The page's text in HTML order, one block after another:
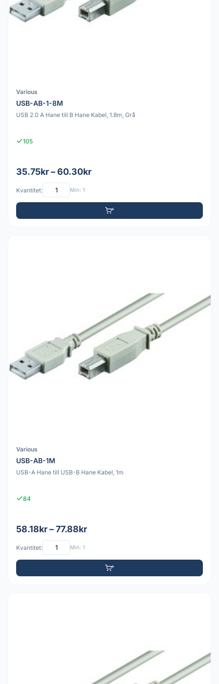
Various
USB-AB-1-8M
USB 2.0 A Hane till B Hane Kabel, 1.8m, Grå
105
35.75kr – 60.30kr
Kvantitet: Min: 1
Various
USB-AB-1M
USB-A Hane till USB-B Hane Kabel, 1m
84
58.18kr – 77.88kr
Kvantitet: Min: 1